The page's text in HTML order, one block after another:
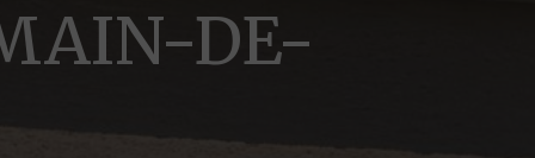
DE-